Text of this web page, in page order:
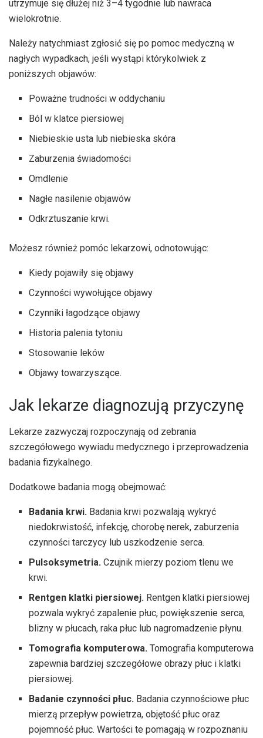
utrzymuje się dłużej niż 3–4 tygodnie lub nawraca
wielokrotnie.
Należy natychmiast zgłosić się po pomoc medyczną w
nagłych wypadkach, jeśli wystąpi którykolwiek z
poniższych objawów:
Poważne trudności w oddychaniu
Ból w klatce piersiowej
Niebieskie usta lub niebieska skóra
Zaburzenia świadomości
Omdlenie
Nagłe nasilenie objawów
Odkrztuszanie krwi.
Możesz również pomóc lekarzowi, odnotowując:
Kiedy pojawiły się objawy
Czynności wywołujące objawy
Czynniki łagodzące objawy
Historia palenia tytoniu
Stosowanie leków
Objawy towarzyszące.
Jak lekarze diagnozują przyczynę
Lekarze zazwyczaj rozpoczynają od zebrania
szczegółowego wywiadu medycznego i przeprowadzenia
badania fizykalnego.
Dodatkowe badania mogą obejmować:
Badania krwi. Badania krwi pozwalają wykryć
niedokrwistość, infekcję, chorobę nerek, zaburzenia
czynności tarczycy lub uszkodzenie serca.
Pulsoksymetria.Czujnik mierzy poziom tlenu we
krwi.
Rentgen klatki piersiowej. Rentgen klatki piersiowej
pozwala wykryć zapalenie płuc, powiększenie serca,
blizny w płucach, raka płuc lub nagromadzenie płynu.
Tomografia komputerowa.Tomografia komputerowa
zapewnia bardziej szczegółowe obrazy płuc i klatki
piersiowej.
Badanie czynności płuc. Badania czynnościowe płuc
mierzą przepływ powietrza, objętość płuc oraz
pojemność płuc. Wartości te pomagają w rozpoznaniu